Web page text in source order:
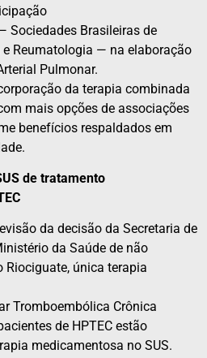
Sociedades Brasileiras de
e Reumatologia — na elaboração
Pulmonar.
da terapia combinada
mais opções de associações
benefícios respaldados em
de tratamento
da decisão da Secretaria de
da Saúde de não
única terapia
Tromboembólica Crônica
de HPTEC estão
medicamentosa no SUS.